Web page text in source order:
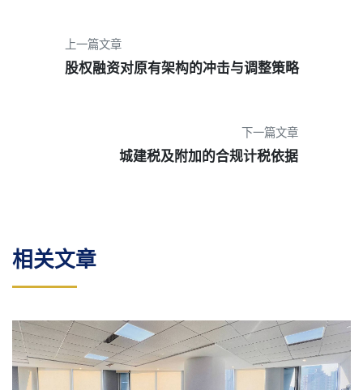
上一篇文章
股权融资对原有架构的冲击与调整策略
下一篇文章
城建税及附加的合规计税依据
相关文章